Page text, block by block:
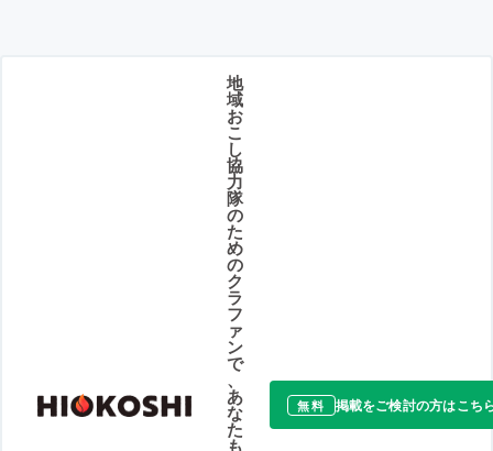
地
域
お
こ
し
協
力
隊
の
た
め
の
ク
ラ
フ
ァ
ン
で
、
あ
な
た
も
無料 掲載をご検討の方はこち